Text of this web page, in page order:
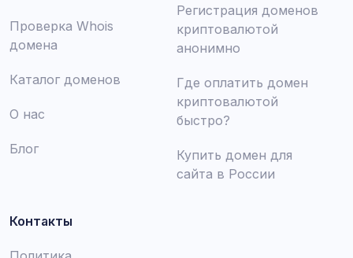
Проверка Whois
домена
Каталог доменов
О нас
Блог
Регистрация доменов
криптовалютой
анонимно
Где оплатить домен
криптовалютой
быстро?
Купить домен для
сайта в России
Контакты